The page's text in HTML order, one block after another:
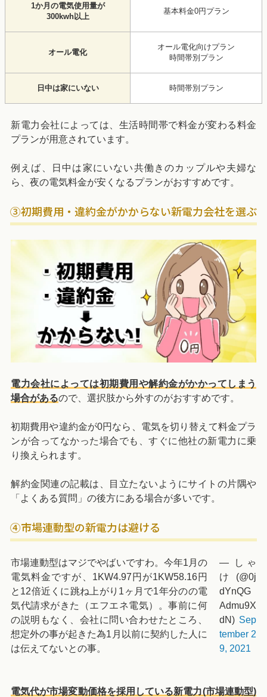
1か月の電気使用量が
300kwh以上
基本料金0円プラン
オール電化
オール電化向けプラン
時間帯別プラン
日中は家にいない 時間帯別プラン
新電力会社によっては、生活時間帯で料金が変わる料金
プランが用意されています。
例えば、日中は家にいない共働きのカップルや夫婦な
ら、夜の電気料金が安くなるプランがおすすめです。
③初期費用・違約金がかからない新電力会社を選ぶ
電力会社によっては初期費用や解約金がかかってしまう
場合があるので、選択肢から外すのがおすすめです。
初期費用や違約金が0円なら、電気を切り替えて料金プラ
ンが合ってなかった場合でも、すぐに他社の新電力に乗
り換えられます。
解約金関連の記載は、目立たないようにサイトの片隅や
「よくある質問」の後方にある場合が多いです。
④市場連動型の新電力は避ける
市場連動型はマジでやばいですわ。今年1月の
電気料金ですが、1KW4.97円が1KW58.16円
と12倍近くに跳ね上がり1ヶ月で1年分のの電
気代請求がきた（エフエネ電気）。事前に何
の説明もなく、会社に問い合わせたところ、
想定外の事が起きた為1月以前に契約した人に
は伝えてないとの事。
— しゃ
け (@0j
dYnQG
Admu9X
dN) Sep
tember 2
9, 2021
電気代が市場変動価格を採用している新電力(市場連動型)